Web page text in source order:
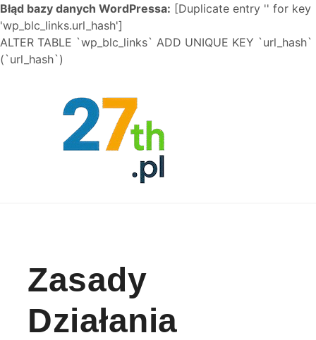
Błąd bazy danych WordPressa: [Duplicate entry '' for key
'wp_blc_links.url_hash']
ALTER TABLE `wp_blc_links` ADD UNIQUE KEY `url_hash`
(`url_hash`)
Zasady
Działania